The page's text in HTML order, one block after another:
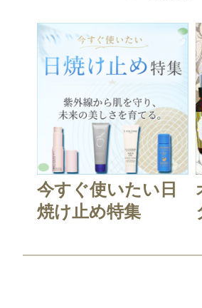
今すぐ使いたい日
焼け止め特集